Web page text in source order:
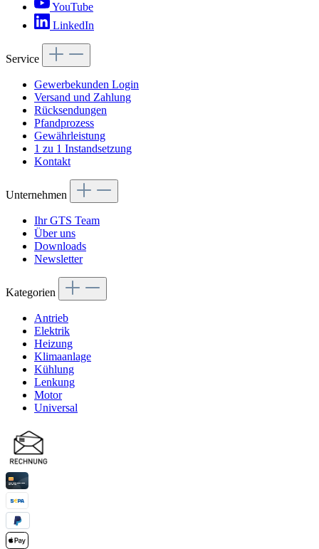
YouTube
LinkedIn
Service
Gewerbekunden Login
Versand und Zahlung
Rücksendungen
Pfandprozess
Gewährleistung
1 zu 1 Instandsetzung
Kontakt
Unternehmen
Ihr GTS Team
Über uns
Downloads
Newsletter
Kategorien
Antrieb
Elektrik
Heizung
Klimaanlage
Kühlung
Lenkung
Motor
Universal